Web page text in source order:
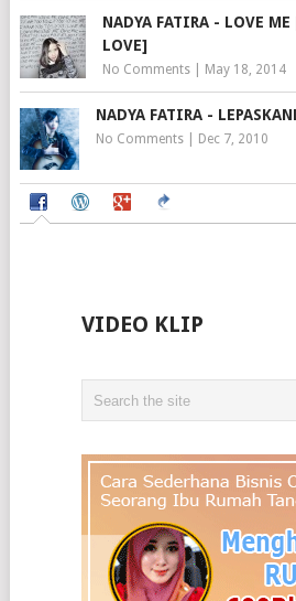
NADYA FATIRA - LOVE
LOVE]
No Comments| May 18, 2014
NADYA FATIRA -
No Comments| Dec 7, 2010
VIDEO KLIP